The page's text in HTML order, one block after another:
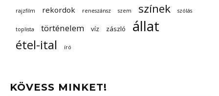
rajzfilm rekordok reneszánsz szem színek szólás
toplista történelem víz zászló állat
étel-ital író
KÖVESS MINKET!